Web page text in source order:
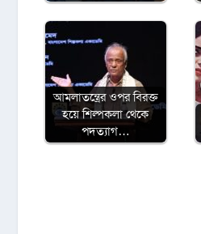
আমলাতন্ত্রের ওপর বিরক্ত
হয়ে শিল্পকলা থেকে
পদত্যাগ…